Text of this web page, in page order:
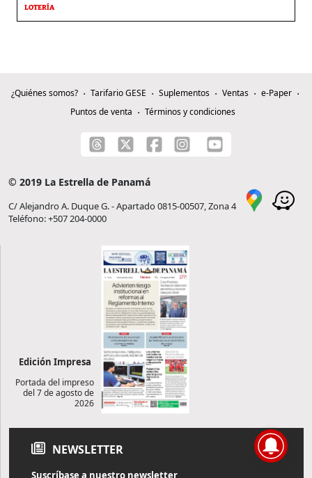
LOTERÍA
¿Quiénes somos? Tarifario GESE Suplementos Ventas
e-Paper
Puntos de venta
Términos y condiciones
© 2019 La Estrella de Panamá
C/ Alejandro A. Duque G. - Apartado 0815-00507, Zona 4
Teléfono: +507 204-0000
Edición Impresa
Portada del impreso
del 7 de agosto de
2026
NEWSLETTER
Suscríbase a nuestro newsletter